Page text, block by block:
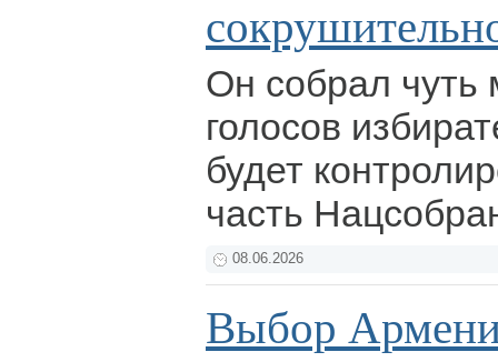
Он собрал чуть
голосов
будет
часть
08.06.2026
Выбор